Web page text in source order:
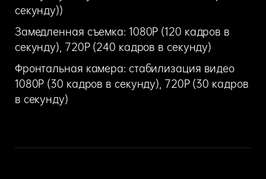
секунду))
Замедленная съемка: 1080P (120 кадров в
секунду), 720P (240 кадров в секунду)
Фронтальная камера: стабилизация видео
1080P (30 кадров в секунду), 720P (30 кадров
в секунду)